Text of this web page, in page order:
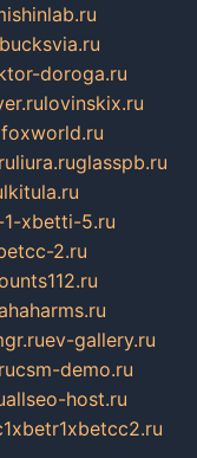
doroga.ru
lovinskix.ru
liura.ruglasspb.ru
xbetti-5.ru
2.ru
ev-gallery.ru
csm-demo.ru
allseo-host.ru